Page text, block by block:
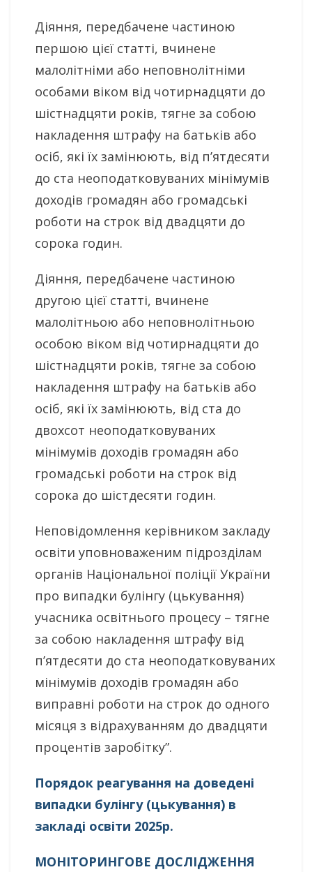
Діяння, передбачене частиною
першою цієї статті, вчинене
малолітніми або неповнолітніми
особами віком від чотирнадцяти до
шістнадцяти років, тягне за собою
накладення штрафу на батьків або
осіб, які їх замінюють, від п’ятдесяти
до ста неоподатковуваних мінімумів
доходів громадян або громадські
роботи на строк від двадцяти до
сорока годин.
Діяння, передбачене частиною
другою цієї статті, вчинене
малолітньою або неповнолітньою
особою віком від чотирнадцяти до
шістнадцяти років, тягне за собою
накладення штрафу на батьків або
осіб, які їх замінюють, від ста до
двохсот неоподатковуваних
мінімумів доходів громадян або
громадські роботи на строк від
сорока до шістдесяти годин.
Неповідомлення керівником закладу
освіти уповноваженим підрозділам
органів Національної поліції України
про випадки булінгу (цькування)
учасника освітнього процесу – тягне
за собою накладення штрафу від
п’ятдесяти до ста неоподатковуваних
мінімумів доходів громадян або
виправні роботи на строк до одного
місяця з відрахуванням до двадцяти
процентів заробітку”.
Порядок реагування на доведені
випадки булінгу (цькування) в
закладі освіти 2025р.
МОНІТОРИНГОВЕ ДОСЛІДЖЕННЯ